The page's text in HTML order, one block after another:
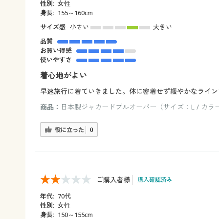
性別: 女性
身長: 155～160cm
サイズ感 小さい
大きい
品質
お買い得感
使いやすさ
着心地がよい
早速旅行に着ていきました。体に密着せず緩やかなライ
商品： 日本製ジャカードプルオーバー（サイズ：L / カラ
役に立った 0
ご購入者様 購入確認済み
年代: 70代
性別: 女性
身長: 150～155cm